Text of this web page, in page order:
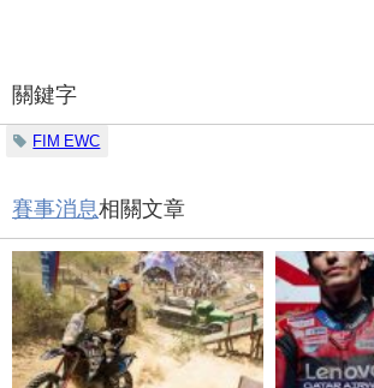
關鍵字
FIM EWC
賽事消息相關文章